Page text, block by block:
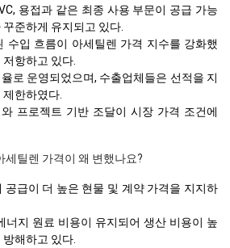
용접과 같은 최종 사용 부문이 공급 가능
준하게 유지되고 있다.
수입 흐름이 아세틸렌 가격 지수를 강화했
항하고 있다.
로 운영되었으며, 수출업체들은 선적을 지
한하였다.
프로젝트 기반 조달이 시장 가격 조건에
세틸렌 가격이 왜 변했나요?
공급이 더 높은 현물 및 계약 가격을 지지하
너지 원료 비용이 유지되어 생산 비용이 높
해하고 있다.